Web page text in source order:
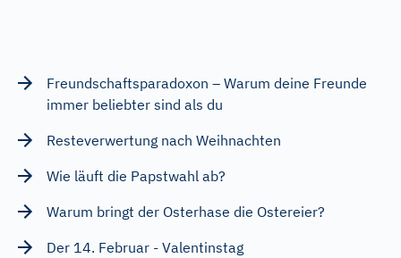
Freundschaftsparadoxon – Warum deine Freunde
immer beliebter sind als du
Resteverwertung nach Weihnachten
Wie läuft die Papstwahl ab?
Warum bringt der Osterhase die Ostereier?
Der 14. Februar - Valentinstag